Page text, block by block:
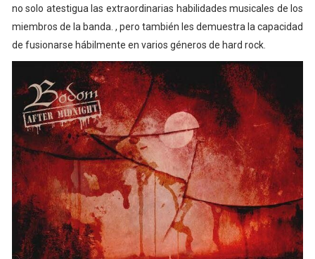
no solo atestigua las extraordinarias habilidades musicales de los
miembros de la banda. , pero también les demuestra la capacidad
de fusionarse hábilmente en varios géneros de hard rock.